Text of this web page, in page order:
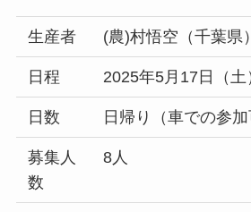
生産者 (農)村悟空（千葉県）
日程 2025年5月17日（土
日数 日帰り（車での参加
募集人
数
8人